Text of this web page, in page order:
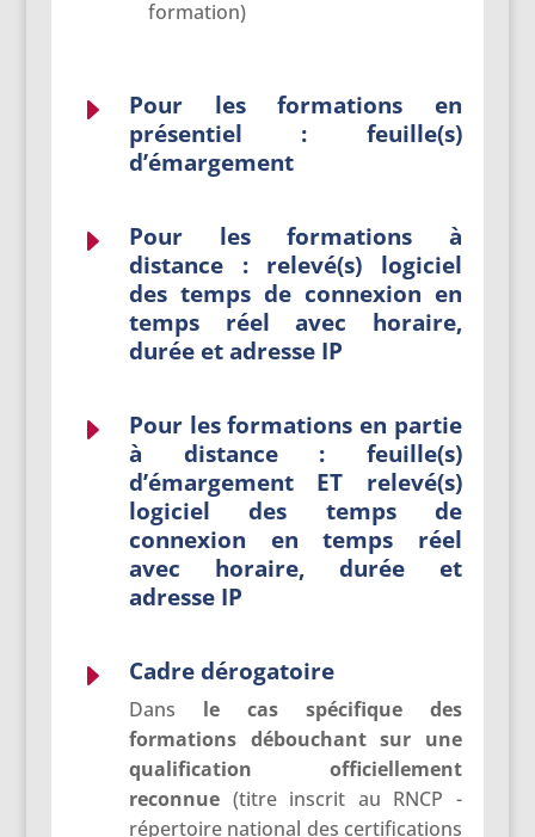
formation)
E
Pour les formations en
présentiel : feuille(s)
d’émargement
E
Pour les formations à
distance : relevé(s) logiciel
des temps de connexion en
temps réel avec horaire,
durée et adresse IP
E
Pour les formations en partie
à distance : feuille(s)
d’émargement ET relevé(s)
logiciel des temps de
connexion en temps réel
avec horaire, durée et
adresse IP
E Cadre dérogatoire
Dans le cas spécifique des
formations débouchant sur une
qualification officiellement
reconnue(titre inscrit au RNCP -
répertoire national des certifications